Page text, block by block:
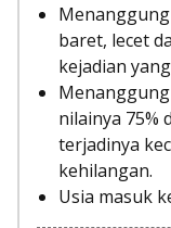
baret, lecet
kejadian
nilainya 75%
terjadinya
kehilangan.
Usia masuk